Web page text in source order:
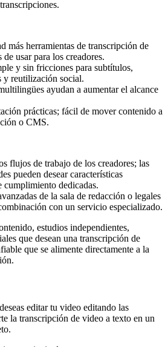
más herramientas de transcripción de
usar para los creadores.
y sin fricciones para subtítulos,
y reutilización social.
ayudan a aumentar el alcance
prácticas; fácil de mover contenido a
o CMS.
flujos de trabajo de los creadores; las
pueden desear características
cumplimiento dedicadas.
de la sala de redacción o legales
con un servicio especializado.
estudios independientes,
que desean una transcripción de
que se alimente directamente a la
editar tu video editando las
la transcripción de video a texto en un